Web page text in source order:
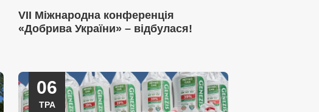
VII Міжнародна конференція
«Добрива України» – відбулася!
06
ТРА